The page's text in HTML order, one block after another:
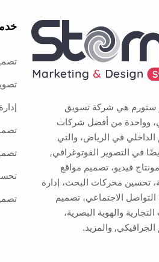
ستورم هي شركة تسويق
وواحدة من أفضل شركات
الداخلي في الرياض، والتي
في التصوير الفوتوغرافي,
فيديو، تصميم مواقع
تحسين محركات البحث، إدارة
الاجتماعي، تصميم
التجارية والهوية البصرية،
والمزيد.